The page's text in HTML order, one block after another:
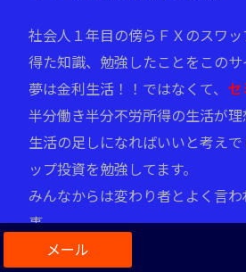
社会人１年目の傍らＦＸのスワッ
得た知識、勉強したことをこのサ
夢は金利生活！！ではなくて、 セ
半分働き半分不労所得の生活が
生活の足しになればいいと考え
ップ投資を勉強してます。
みんなからは変わり者とよく言わ
事。
ＦＸのトルコリラスワップ投資